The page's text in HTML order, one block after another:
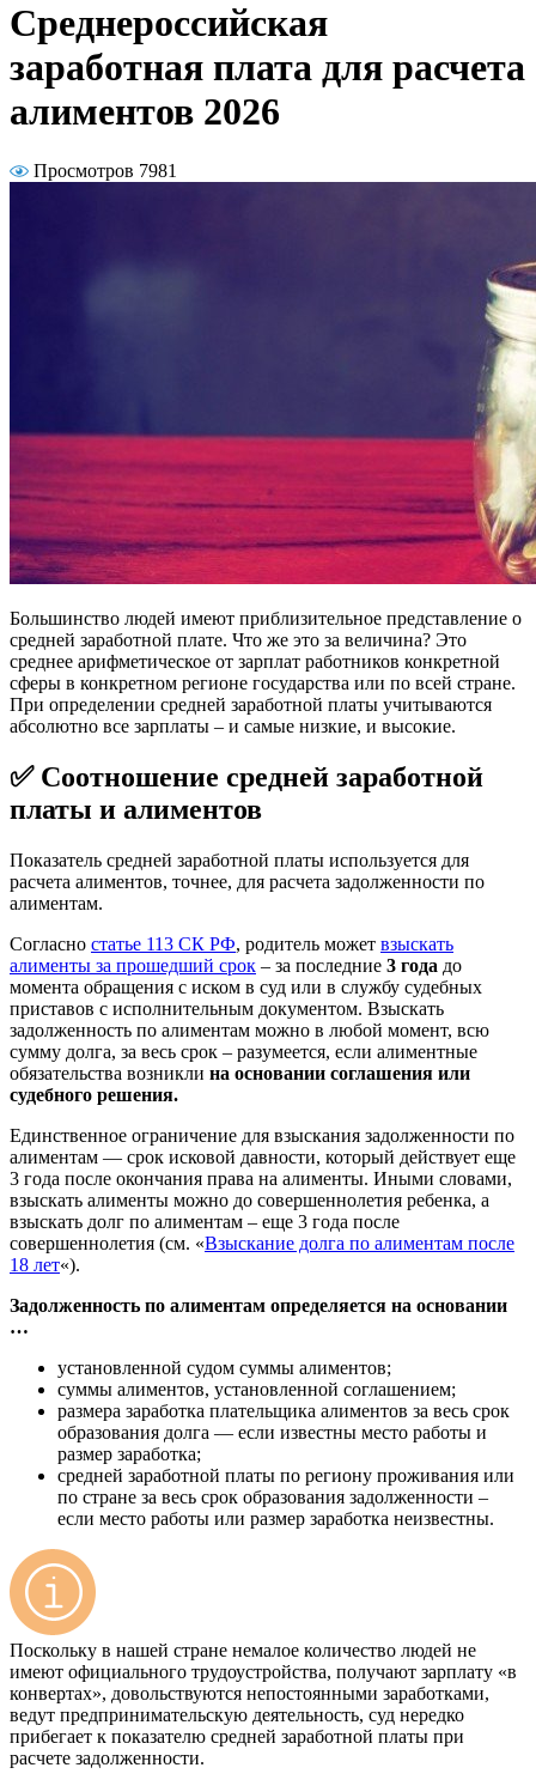
Среднероссийская
заработная плата для расчета
алиментов 2026
Просмотров 7981
Большинство людей имеют приблизительное представление о
средней заработной плате. Что же это за величина? Это
среднее арифметическое от зарплат работников конкретной
сферы в конкретном регионе государства или по всей стране.
При определении средней заработной платы учитываются
абсолютно все зарплаты – и самые низкие, и высокие.
✅ Соотношение средней заработной
платы и алиментов
Показатель средней заработной платы используется для
расчета алиментов, точнее, для расчета задолженности по
алиментам.
Согласно статье 113 СК РФ, родитель может взыскать
алименты за прошедший срок – за последние 3 года до
момента обращения с иском в суд или в службу судебных
приставов с исполнительным документом. Взыскать
задолженность по алиментам можно в любой момент, всю
сумму долга, за весь срок – разумеется, если алиментные
обязательства возникли на основании соглашения или
судебного решения.
Единственное ограничение для взыскания задолженности по
алиментам — срок исковой давности, который действует еще
3 года после окончания права на алименты. Иными словами,
взыскать алименты можно до совершеннолетия ребенка, а
взыскать долг по алиментам – еще 3 года после
совершеннолетия (см. «Взыскание долга по алиментам после
18 лет«).
Задолженность по алиментам определяется на основании
…
установленной судом суммы алиментов;
суммы алиментов, установленной соглашением;
размера заработка плательщика алиментов за весь срок
образования долга — если известны место работы и
размер заработка;
средней заработной платы по региону проживания или
по стране за весь срок образования задолженности –
если место работы или размер заработка неизвестны.
Поскольку в нашей стране немалое количество людей не
имеют официального трудоустройства, получают зарплату «в
конвертах», довольствуются непостоянными заработками,
ведут предпринимательскую деятельность, суд нередко
прибегает к показателю средней заработной платы при
расчете задолженности.